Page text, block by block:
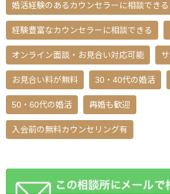
婚活経験のあるカウンセラーに相談できる
経験豊富なカウンセラーに相談できる
オンライン面談・お見合い対応可能
お見合い料が無料 30・40代の婚活
50・60代の婚活 再婚も歓迎
入会前の無料カウンセリング有